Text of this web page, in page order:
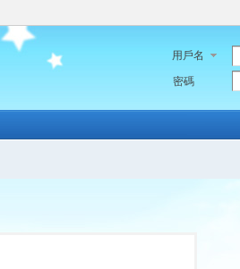
用戶名
密碼